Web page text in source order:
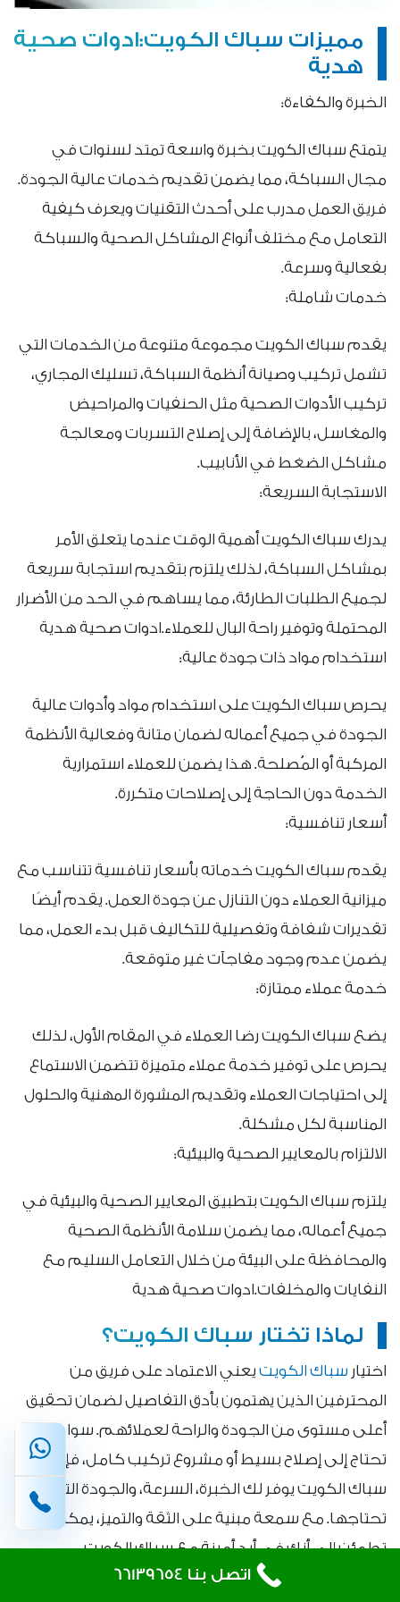
مميزات سباك الكويت:ادوات صحية
هدية
الخبرة والكفاءة:
يتمتع سباك الكويت بخبرة واسعة تمتد لسنوات في
مجال السباكة، مما يضمن تقديم خدمات عالية الجودة.
فريق العمل مدرب على أحدث التقنيات ويعرف كيفية
التعامل مع مختلف أنواع المشاكل الصحية والسباكة
بفعالية وسرعة.
خدمات شاملة:
يقدم سباك الكويت مجموعة متنوعة من الخدمات التي
تشمل تركيب وصيانة أنظمة السباكة، تسليك المجاري،
تركيب الأدوات الصحية مثل الحنفيات والمراحيض
والمغاسل، بالإضافة إلى إصلاح التسربات ومعالجة
مشاكل الضغط في الأنابيب.
الاستجابة السريعة:
يدرك سباك الكويت أهمية الوقت عندما يتعلق الأمر
بمشاكل السباكة، لذلك يلتزم بتقديم استجابة سريعة
لجميع الطلبات الطارئة، مما يساهم في الحد من الأضرار
المحتملة وتوفير راحة البال للعملاء.ادوات صحية هدية
استخدام مواد ذات جودة عالية:
يحرص سباك الكويت على استخدام مواد وأدوات عالية
الجودة في جميع أعماله لضمان متانة وفعالية الأنظمة
المركبة أو المُصلحة. هذا يضمن للعملاء استمرارية
الخدمة دون الحاجة إلى إصلاحات متكررة.
أسعار تنافسية:
يقدم سباك الكويت خدماته بأسعار تنافسية تتناسب مع
ميزانية العملاء دون التنازل عن جودة العمل. يقدم أيضًا
تقديرات شفافة وتفصيلية للتكاليف قبل بدء العمل، مما
يضمن عدم وجود مفاجآت غير متوقعة.
خدمة عملاء ممتازة:
يضع سباك الكويت رضا العملاء في المقام الأول، لذلك
يحرص على توفير خدمة عملاء متميزة تتضمن الاستماع
إلى احتياجات العملاء وتقديم المشورة المهنية والحلول
المناسبة لكل مشكلة.
الالتزام بالمعايير الصحية والبيئية:
يلتزم سباك الكويت بتطبيق المعايير الصحية والبيئية في
جميع أعماله، مما يضمن سلامة الأنظمة الصحية
والمحافظة على البيئة من خلال التعامل السليم مع
النفايات والمخلفات.ادوات صحية هدية
لماذا تختار سباك الكويت؟
اختيار سباك الكويت يعني الاعتماد على فريق من
المحترفين الذين يهتمون بأدق التفاصيل لضمان تحقيق
أعلى مستوى من الجودة والراحة لعملائهم. سواء كنت
تحتاج إلى إصلاح بسيط أو مشروع تركيب كامل، فإن
سباك الكويت يوفر لك الخبرة، السرعة، والجودة التي
تحتاجها. مع سمعة مبنية على الثقة والتميز، يمكنك أن
تطمئن إلى أنك في أيدٍ أمينة مع سباك الكويت.
تركيب فلتر وتصليح مضخات هدية
اتصل بنا 66139654